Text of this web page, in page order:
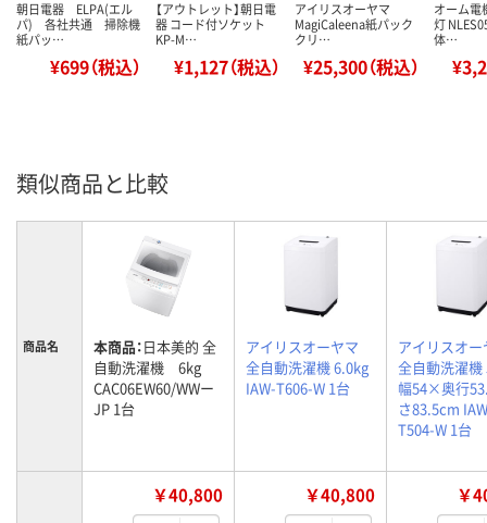
朝日電器 ELPA(エル
パ) 各社共通 掃除機
紙パッ…
¥699（税込）
【アウトレット】朝日電
器 コード付ソケット
KP-M…
¥1,127（税込）
アイリスオーヤマ
MagiCaleena紙パック
クリ…
¥25,300（税込）
オーム電
灯
体…
類似商品と比較
商品名 本商品：日本美的 全
自動洗濯機 6kg
CAC06EW60/WWー
JP 1台
アイリスオーヤマ
全自動洗濯機 6.0kg
IAW-T606-W 1台
アイリスオー
全自動洗濯機
幅54×奥行
さ83.5cm
T504-W 1台
￥40,800 ￥40,800 ￥